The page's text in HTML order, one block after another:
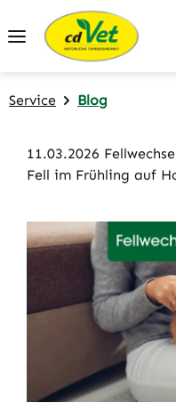
Zum Hauptinhalt springen
Service Blog
11.03.2026
Fell im Frühling auf